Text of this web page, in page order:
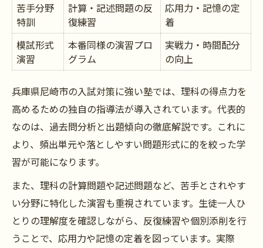
苦手分野
特訓
計算・記述問題の反
復練習
応用力・記憶の定
着
模試形式
演習
本番同様の演習プロ
グラム
実戦力・時間配分
の向上
兵庫県尼崎市の入試対策に強い塾では、理科の得点力を
高めるための独自の指導法が導入されています。代表的
なのは、過去問分析と出題傾向の徹底解説です。これに
より、頻出単元や落としやすい問題形式に的を絞った学
習が可能になります。
また、理科の計算問題や記述問題など、苦手とされやす
い分野に特化した演習も重視されています。生徒一人ひ
とりの理解度を確認しながら、反復練習や個別添削を行
うことで、応用力や記憶の定着を図っています。実際